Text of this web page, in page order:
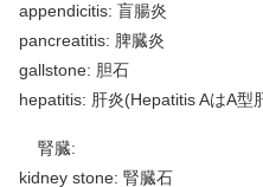
appendicitis: 盲腸炎
pancreatitis: 脾臓炎
gallstone: 胆石
hepatitis: 肝炎(Hepatitis AはA型
腎臓:
kidney stone: 腎臓石